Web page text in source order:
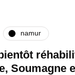
namur
Soumagne